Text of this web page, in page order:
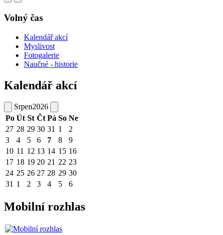
Volný čas
Kalendář akcí
Myslivost
Fotogalerie
Naučné - historie
Kalendář akcí
Srpen2026
Po Út St Čt Pá So Ne
27 28 29 30 31 1
2
3
4 5 6 7 8
9
10 11 12 13 14 15 16
17 18 19 20 21 22 23
24 25 26 27 28 29 30
31 1 2 3 4 5 6
Mobilní rozhlas